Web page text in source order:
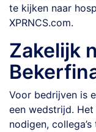
te kijken naar
XPRNCS.com.
Zakelijk
Voor bedrijven is
een wedstrijd.
nodigen,